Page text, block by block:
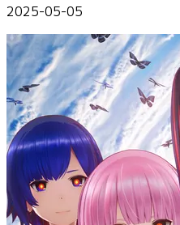
2025-05-05